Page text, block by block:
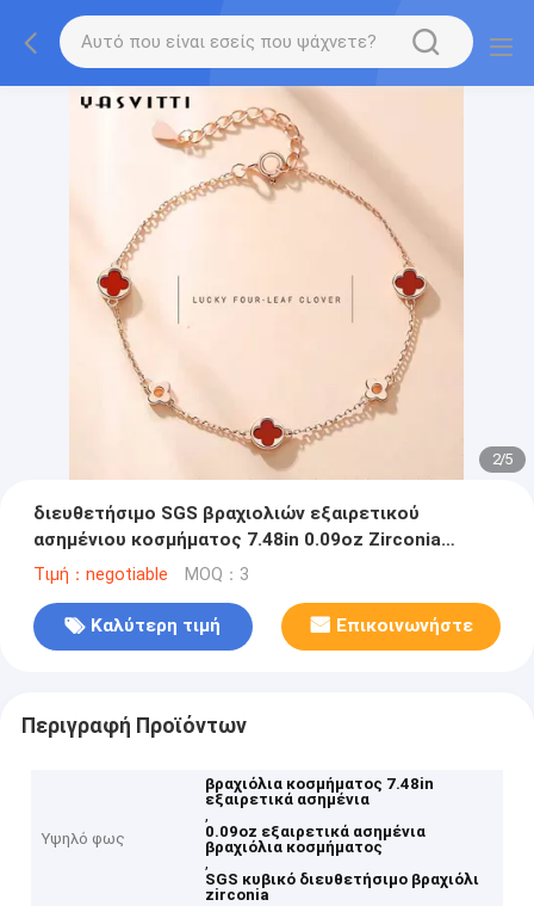
2/5
διευθετήσιμο SGS βραχιολιών εξαιρετικού
ασημένιου κοσμήματος 7.48in 0.09oz Zirconia
βραχιολιών κυβικού
Τιμή：negotiable MOQ：3
Καλύτερη τιμή Επικοινωνήστε
Περιγραφή Προϊόντων
Υψηλό φως
βραχιόλια κοσμήματος 7.48in
εξαιρετικά ασημένια
,
0.09oz εξαιρετικά ασημένια
βραχιόλια κοσμήματος
,
SGS κυβικό διευθετήσιμο βραχιόλι
zirconia